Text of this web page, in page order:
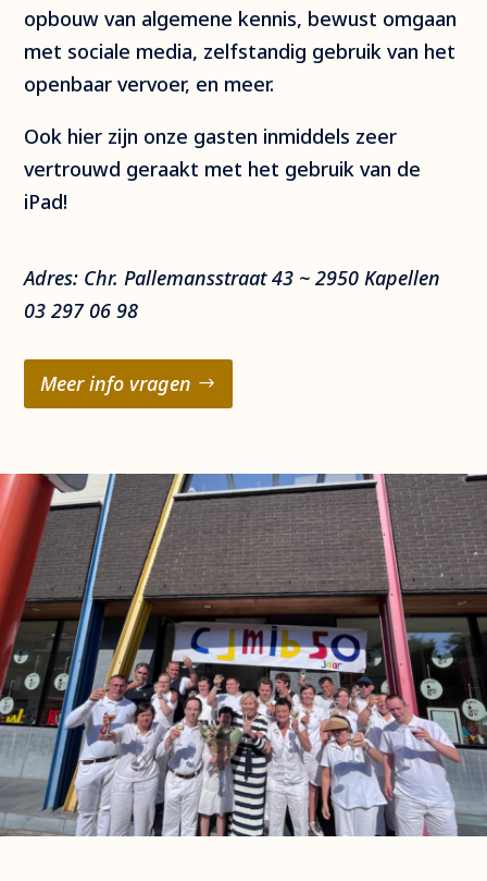
opbouw van algemene kennis, bewust omgaan
met sociale media, zelfstandig gebruik van het
openbaar vervoer, en meer.
Ook hier zijn onze gasten inmiddels zeer
vertrouwd geraakt met het gebruik van de
iPad!
Adres: Chr. Pallemansstraat 43 ~ 2950 Kapellen
03 297 06 98
Meer info vragen